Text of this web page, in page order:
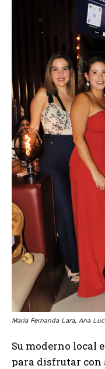
María Fernanda Lara, Ana
Su moderno local
para disfrutar con